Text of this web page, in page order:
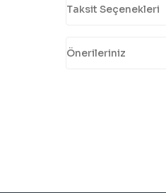
Taksit Seçenekleri
Önerileriniz